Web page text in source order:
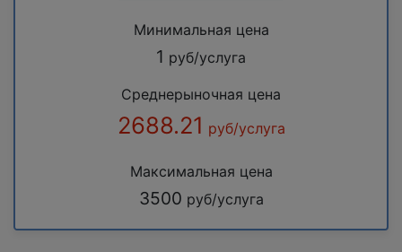
Минимальная цена
1 руб/услуга
Среднерыночная цена
2688.21 руб/услуга
Максимальная цена
3500 руб/услуга